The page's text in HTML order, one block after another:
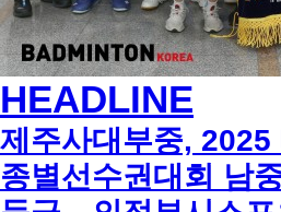
HEADLINE
제주사대부중, 2025
종별선수권대회 남